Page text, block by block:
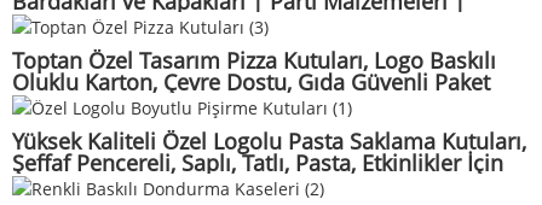
Tuobo
Toptan Özel Tasarım Pizza Kutuları, Logo Baskılı
Oluklu Karton, Çevre Dostu, Gıda Güvenli Paket
Servis Ambalajı | Tuobo
Yüksek Kaliteli Özel Logolu Pasta Saklama Kutuları,
Şeffaf Pencereli, Saplı, Tatlı, Pasta, Etkinlikler İçin
Ambalaj | Tuobo